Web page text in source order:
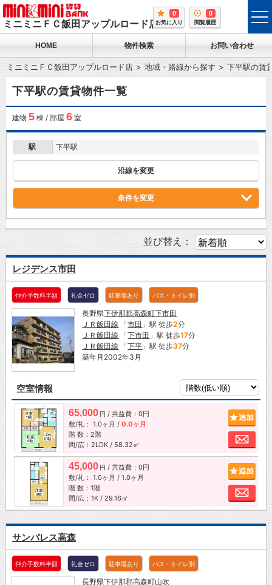
ミニミニＦＣ飯田アップルロード店
0
お気に入り
0
閲覧履歴
HOME 物件検索 お問い合わせ
ミニミニＦＣ飯田アップルロード店 地域・路線から探す 下平駅の賃
下平駅の賃貸物件一覧
建物 5棟 / 部屋 6室
駅 下平駅
沿線を変更
条件を変更
並び替え：
レジデンス市田
仲介手数料半額 礼金ゼロ 駐車場あり バス・トイレ別
長野県下伊那郡高森町下市田
ＪＲ飯田線 「市田 」駅 徒歩2分
ＪＲ飯田線 「下市田 」駅 徒歩17分
ＪＲ飯田線 「下平 」駅 徒歩37分
築年月2002年3月
空室情報
65,000 円 / 共益費：0円
敷/礼： 1.0ヶ月 / 0.0ヶ月
階 数：2階
間/広：2LDK / 58.32㎡
お
45,000 円 / 共益費：0円
敷/礼： 1.0ヶ月 / 1.0ヶ月
階 数：1階
間/広：1K / 29.16㎡
お
サンパレス高森
仲介手数料半額 礼金ゼロ 駐車場あり バス・トイレ別
長野県下伊那郡高森町山吹